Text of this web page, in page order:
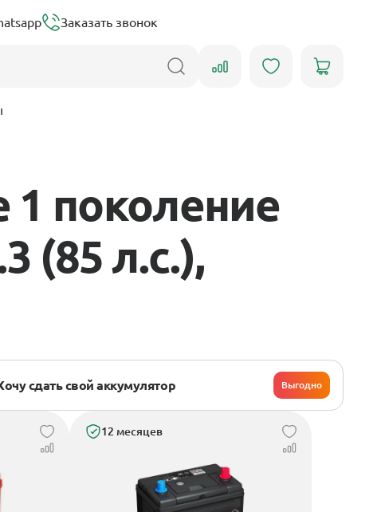
Заказать звонок
1 поколение
(85 л.с.),
сдать свой аккумулятор Выгодно
12 месяцев